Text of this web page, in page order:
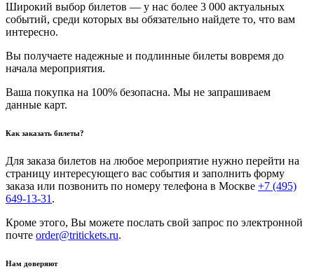
Широкий выбор билетов — у нас более 3 000 актуальных
событий, среди которых вы обязательно найдете то, что вам
интересно.
Вы получаете надежные и подлинные билеты вовремя до
начала мероприятия.
Ваша покупка на 100% безопасна. Мы не запрашиваем
данные карт.
Как заказать билеты?
Для заказа билетов на любое мероприятие нужно перейти на
страницу интересующего вас события и заполнить форму
заказа или позвонить по номеру телефона в Москве +7 (495)
649-13-31 .
Кроме этого, Вы можете послать свой запрос по электронной
почте order@tritickets.ru.
Нам доверяют